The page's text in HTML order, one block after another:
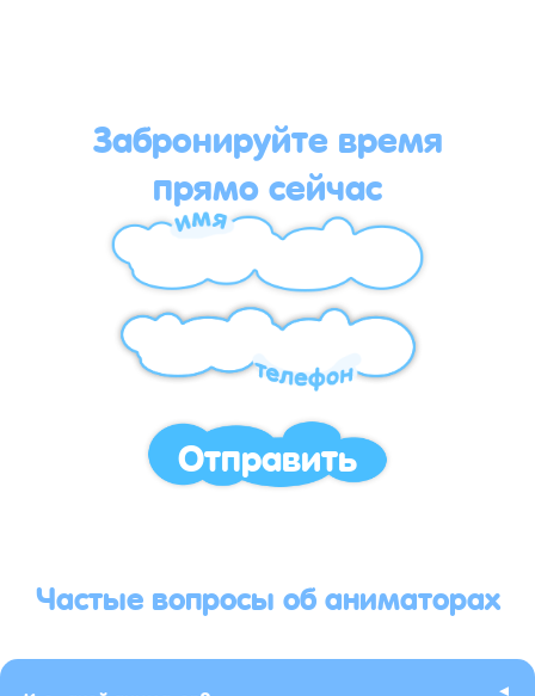
Забронируйте время
прямо сейчас
Отправить
Частые вопросы об аниматорах